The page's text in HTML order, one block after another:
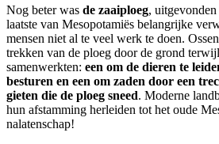
Nog beter was de zaaiploeg,
laatste van Mesopotamiës belangrijke
mensen niet al te veel werk te doen.
trekken van de ploeg door de grond
samenwerkten: een om de dieren te
besturen en een om zaden door een
gieten die de ploeg sneed. Moderne
hun afstamming herleiden tot het oude
nalatenschap!